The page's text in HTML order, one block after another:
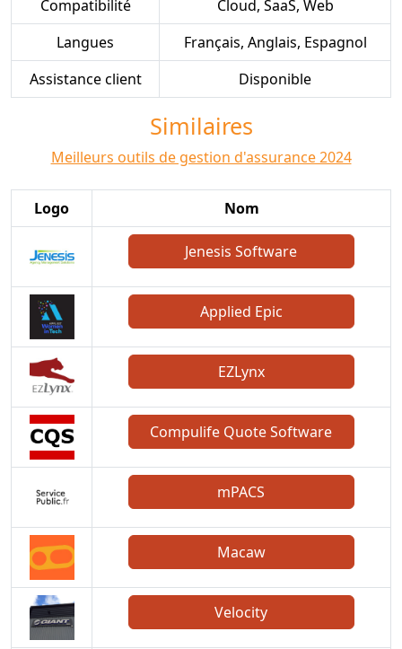
Compatibilité
Cloud, SaaS, Web
Langues
Français, Anglais, Espagnol
Assistance client
Disponible
Similaires
Meilleurs outils de gestion d'assurance 2024
Logo Nom
Jenesis Software
Applied Epic
EZLynx
Compulife Quote Software
mPACS
Macaw
Velocity